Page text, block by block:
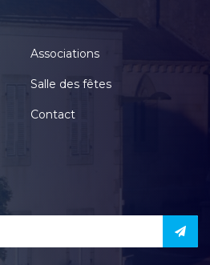
Associations
Salle des fêtes
Contact